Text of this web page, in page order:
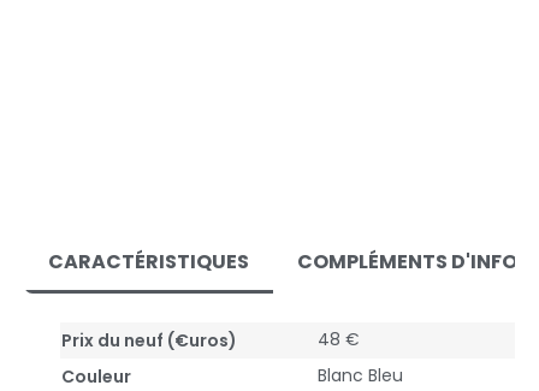
CARACTÉRISTIQUES COMPLÉMENTS
Prix du neuf (€uros)
48 €
Couleur
Blanc Bleu